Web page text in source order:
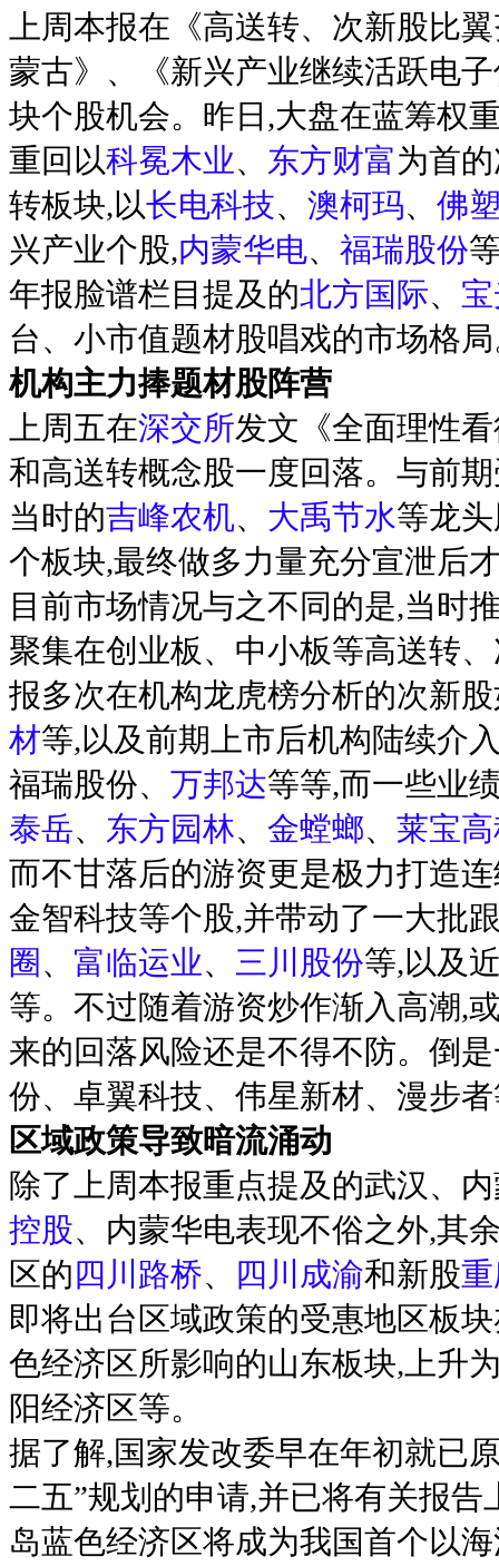
上周本报在《高送转、次新股比
蒙古》、《新兴产业继续活跃电
块个股机会。昨日,大盘在蓝筹权
重回以科冕木业、 东方财富为首
转板块,以长电科技、 澳柯玛、 佛
兴产业个股,内蒙华电、 福瑞股份
年报脸谱栏目提及的北方国际、
台、小市值题材股唱戏的市场格
机构主力捧题材股阵营
上周五在深交所发文《全面理性
和高送转概念股一度回落。与前
当时的吉峰农机、 大禹节水等龙
个板块,最终做多力量充分宣泄后
目前市场情况与之不同的是,当时
聚集在创业板、中小板等高送转
报多次在机构龙虎榜分析的次新
材等,以及前期上市后机构陆续介
福瑞股份、 万邦达等等,而一些业
泰岳、 东方园林、 金螳螂、 莱宝
而不甘落后的游资更是极力打造
金智科技等个股,并带动了一大批
圈 、 富临运业、 三川股份等,以及
等。不过随着游资炒作渐入高潮,
来的回落风险还是不得不防。倒
份、卓翼科技、伟星新材、漫步
区域政策导致暗流涌动
除了上周本报重点提及的武汉、
控股、内蒙华电表现不俗之外,其
区的四川路桥、 四川成渝和新股
即将出台区域政策的受惠地区板
色经济区所影响的山东板块,上升
阳经济区等。
据了解,国家发改委早在年初就已
二五”规划的申请,并已将有关报
岛蓝色经济区将成为我国首个以